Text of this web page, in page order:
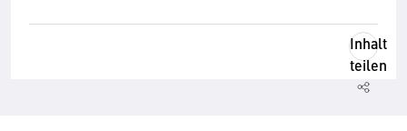
Inhalt
teilen